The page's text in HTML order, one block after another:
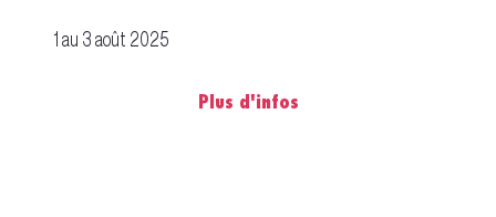
1 au 3 août 2025
Plus d'infos